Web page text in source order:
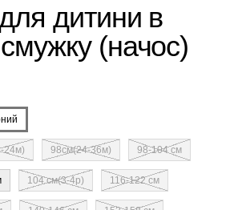
дитини в
(начос)
24м) 98см(24-36м) 98-104 см
104 см(3-4р) 116-122 см